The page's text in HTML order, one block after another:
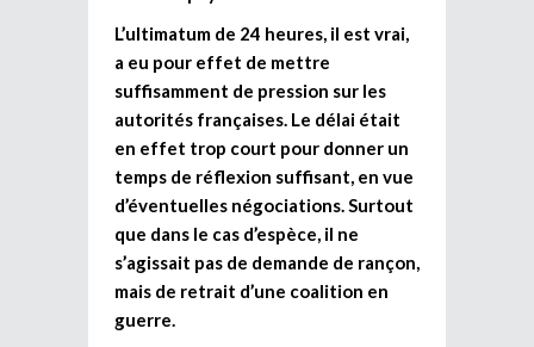
L’ultimatum de 24 heures, il est vrai,
a eu pour effet de mettre
suffisamment de pression sur les
autorités françaises. Le délai était
en effet trop court pour donner un
temps de réflexion suffisant, en vue
d’éventuelles négociations. Surtout
que dans le cas d’espèce, il ne
s’agissait pas de demande de rançon,
mais de retrait d’une coalition en
guerre.